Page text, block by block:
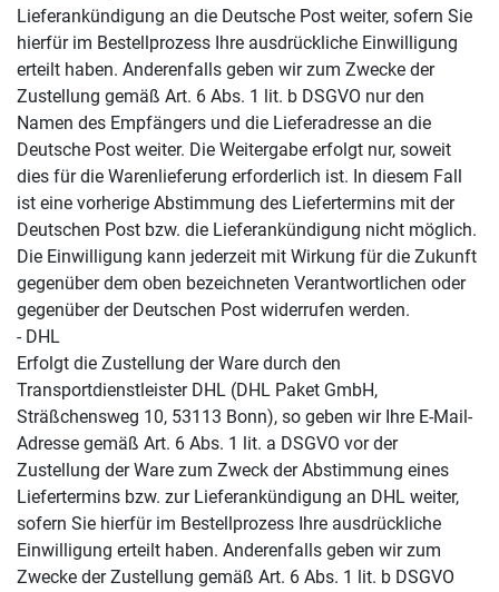
Lieferankündigung an die Deutsche Post weiter, sofern Sie
hierfür im Bestellprozess Ihre ausdrückliche Einwilligung
erteilt haben. Anderenfalls geben wir zum Zwecke der
Zustellung gemäß Art. 6 Abs. 1 lit. b DSGVO nur den
Namen des Empfängers und die Lieferadresse an die
Deutsche Post weiter. Die Weitergabe erfolgt nur, soweit
dies für die Warenlieferung erforderlich ist. In diesem Fall
ist eine vorherige Abstimmung des Liefertermins mit der
Deutschen Post bzw. die Lieferankündigung nicht möglich.
Die Einwilligung kann jederzeit mit Wirkung für die Zukunft
gegenüber dem oben bezeichneten Verantwortlichen oder
gegenüber der Deutschen Post widerrufen werden.
- DHL
Erfolgt die Zustellung der Ware durch den
Transportdienstleister DHL (DHL Paket GmbH,
Sträßchensweg 10, 53113 Bonn), so geben wir Ihre E-Mail-
Adresse gemäß Art. 6 Abs. 1 lit. a DSGVO vor der
Zustellung der Ware zum Zweck der Abstimmung eines
Liefertermins bzw. zur Lieferankündigung an DHL weiter,
sofern Sie hierfür im Bestellprozess Ihre ausdrückliche
Einwilligung erteilt haben. Anderenfalls geben wir zum
Zwecke der Zustellung gemäß Art. 6 Abs. 1 lit. b DSGVO